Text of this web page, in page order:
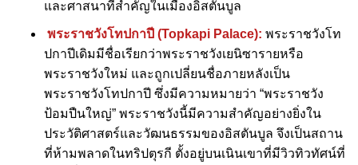
และศาสนาที่สำคัญในเมืองอิสตันบูล
พระราชวังโทปกาปี (Topkapi Palace): พระราชวังโท
ปกาปีเดิมมีชื่อเรียกว่าพระราชวังเยนิซารายหรือ
พระราชวังใหม่ และถูกเปลี่ยนชื่อภายหลังเป็น
พระราชวังโทปกาปี ซึ่งมีความหมายว่า “พระราชวัง
ป้อมปืนใหญ่” พระราชวังนี้มีความสำคัญอย่างยิ่งใน
ประวัติศาสตร์และวัฒนธรรมของอิสตันบูล จึงเป็นสถาน
ที่ห้ามพลาดในทริปตุรกี ตั้งอยู่บนเนินเขาที่มีวิวทิวทัศน์ที่